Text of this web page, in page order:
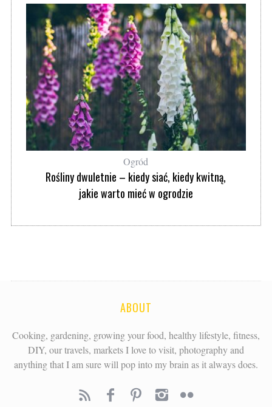
Ogród
Rośliny dwuletnie – kiedy siać, kiedy kwitną,
jakie warto mieć w ogrodzie
ABOUT
Cooking, gardening, growing your food, healthy lifestyle, fitness,
DIY, our travels, markets I love to visit, photography and
anything that I am sure will pop into my brain as it always does.